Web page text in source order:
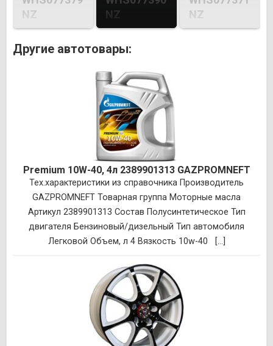
NZ
NZ
NZ
Другие автотовары:
Premium 10W-40, 4л 2389901313 GAZPROMNEFT
Тех.характеристики из справочника Производитель
GAZPROMNEFT Товарная группа Моторные масла
Артикул 2389901313 Состав Полусинтетическое Тип
двигателя Бензиновый/дизельный Тип автомобиля
Легковой Объем, л 4 Вязкость 10w-40 [...]